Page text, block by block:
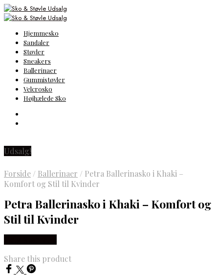
Hjemmesko
Sandaler
Støvler
Sneakers
Ballerinaer
Gummistøvler
Velcrosko
Højhælede Sko
Udsalg!
Forside / Ballerinaer / Petra Ballerinasko i Khaki –
Komfort og Stil til Kvinder
Petra Ballerinasko i Khaki – Komfort og
Stil til Kvinder
Share this product